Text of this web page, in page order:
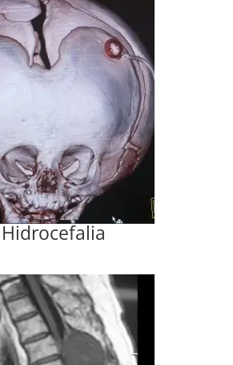
Hidrocefalia